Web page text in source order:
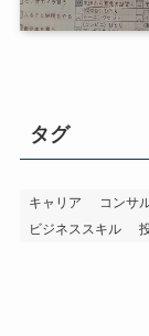
タグ
キャリア コンサ
ビジネススキル